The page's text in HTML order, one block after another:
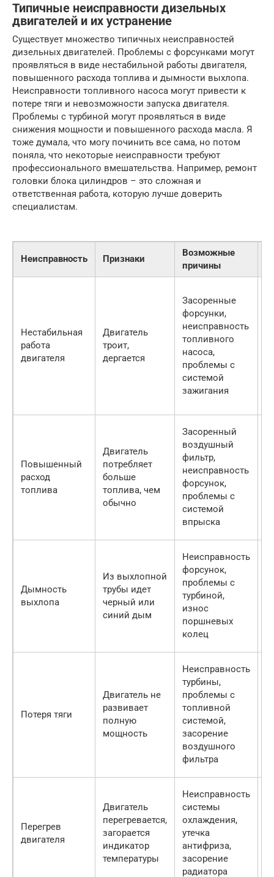
Типичные неисправности дизельных
двигателей и их устранение
Существует множество типичных неисправностей
дизельных двигателей. Проблемы с форсунками могут
проявляться в виде нестабильной работы двигателя,
повышенного расхода топлива и дымности выхлопа.
Неисправности топливного насоса могут привести к
потере тяги и невозможности запуска двигателя.
Проблемы с турбиной могут проявляться в виде
снижения мощности и повышенного расхода масла. Я
тоже думала, что могу починить все сама, но потом
поняла, что некоторые неисправности требуют
профессионального вмешательства. Например, ремонт
головки блока цилиндров – это сложная и
ответственная работа, которую лучше доверить
специалистам.
Неисправность Признаки
Возможные
причины
Нестабильная
работа
двигателя
Двигатель
троит,
дергается
Засоренные
форсунки,
неисправность
топливного
насоса,
проблемы с
системой
зажигания
Повышенный
расход
топлива
Двигатель
потребляет
больше
топлива, чем
обычно
Засоренный
воздушный
фильтр,
неисправность
форсунок,
проблемы с
системой
впрыска
Дымность
выхлопа
Из выхлопной
трубы идет
черный или
синий дым
Неисправность
форсунок,
проблемы с
турбиной,
износ
поршневых
колец
Потеря тяги
Двигатель не
развивает
полную
мощность
Неисправность
турбины,
проблемы с
топливной
системой,
засорение
воздушного
фильтра
Перегрев
двигателя
Двигатель
перегревается,
загорается
индикатор
температуры
Неисправность
системы
охлаждения,
утечка
антифриза,
засорение
радиатора